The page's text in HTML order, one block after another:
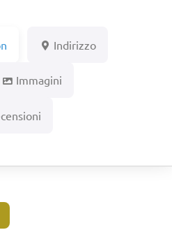
Indirizzo
Immagini